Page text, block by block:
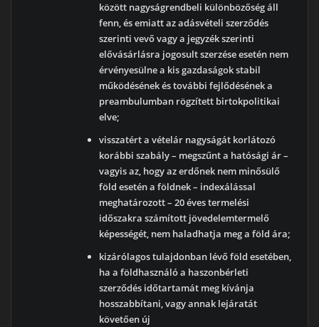
között nagyságrendbeli különbözőség áll
fenn, és emiatt az adásvételi szerződés
szerinti vevő vagy a jegyzék szerinti
elővásárlásra jogosult szerzése esetén nem
érvényesülne a kis gazdaságok stabil
működésének és további fejlődésének a
preambulumban rögzített birtokpolitikai
elve;
visszatért a vételár nagyságát korlátozó
korábbi szabály – megszűnt a hatósági ár –
vagyis az, hogy az erdőnek nem minősülő
föld esetén a földnek – indexálással
meghatározott – 20 éves termelési
időszakra számított jövedelemtermelő
képességét, nem haladhatja meg a föld ára;
kizárólagos tulajdonban lévő föld esetében,
ha a földhasználó a haszonbérleti
szerződés időtartamát meg kívánja
hosszabbítani, vagy annak lejáratát
követően új